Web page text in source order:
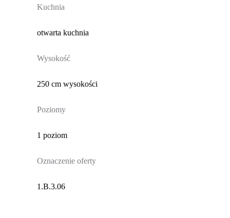
Kuchnia
otwarta kuchnia
Wysokość
250 cm wysokości
Poziomy
1 poziom
Oznaczenie oferty
1.B.3.06